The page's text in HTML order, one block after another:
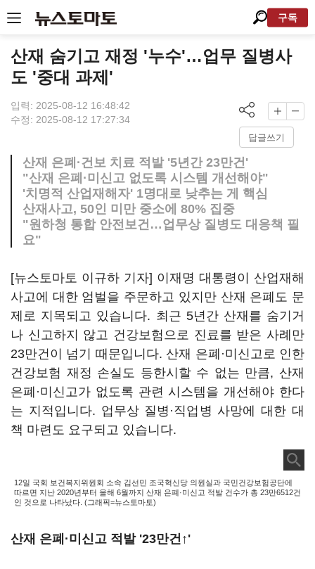
구독
산재 숨기고 재정 '누수'…업무 질병사
도 '중대 과제'
입력: 2025-08-12 16:48:42
수정: 2025-08-12 17:27:34
답글쓰기
산재 은폐·건보 치료 적발 '5년간 23만건'
"산재 은폐·미신고 없도록 시스템 개선해야"
'치명적 산업재해자' 1명대로 낮추는 게 핵심
산재사고, 50인 미만 중소에 80% 집중
"원하청 통합 안전보건…업무상 질병도 대응책 필
요"
[뉴스토마토 이규하 기자] 이재명 대통령이 산업재해
사고에 대한 엄벌을 주문하고 있지만 산재 은폐도 문
제로 지목되고 있습니다. 최근 5년간 산재를 숨기거
나 신고하지 않고 건강보험으로 진료를 받은 사례만
23만건이 넘기 때문입니다. 산재 은폐·미신고로 인한
건강보험 재정 손실도 등한시할 수 없는 만큼, 산재
은폐·미신고가 없도록 관련 시스템을 개선해야 한다
는 지적입니다. 업무상 질병·직업병 사망에 대한 대
책 마련도 요구되고 있습니다.
12일 국회 보건복지위원회 소속 김선민 조국혁신당 의원실과 국민건강보험공단에
따르면 지난 2020년부터 올해 6월까지 산재 은폐·미신고 적발 건수가 총 23만6512건
인 것으로 나타났다. (그래픽=뉴스토마토)
산재 은폐·미신고 적발 '23만건↑'